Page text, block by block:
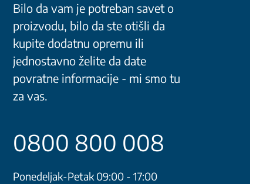
Bilo da vam je potreban savet o
proizvodu, bilo da ste otišli da
kupite dodatnu opremu ili
jednostavno želite da date
povratne informacije - mi smo tu
za vas.
0800 800 008
Ponedeljak-Petak 09:00 - 17:00